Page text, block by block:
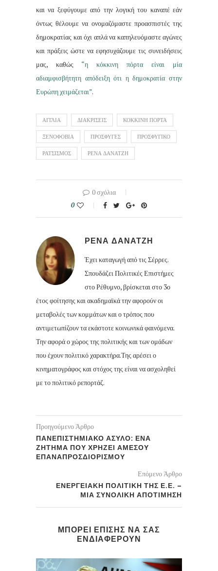
και να ξεφύγουμε από την λογική του καναπέ εάν
όντως θέλουμε να ονομαζόμαστε προασπιστές της
δημοκρατίας και όχι απλά να καπηλευόμαστε αγώνες
και πράξεις ώστε να εφησυχάζουμε τις συνειδήσεις
μας, καθώς “η κόκκινη πόρτα είναι μία
αδιαμφισβήτητη απόδειξη ότι η δημοκρατία στην
Ευρώπη χειμάζεται”.
ΑΓΓΛΙΑ ΔΙΑΚΡΙΣΕΙΣ ΚΟΚΚΙΝΗ ΠΟΡΤΑ
ΞΕΝΟΦΟΒΙΑ ΠΡΟΣΦΥΓΕΣ ΠΡΟΣΦΥΓΙΚΟ
ΡΑΤΣΙΣΜΟΣ ΡΕΝΑ ΔΑΝΑΤΖΗ
0 σχόλια
0
ΡΕΝΑ ΔΑΝΑΤΖΗ
Έχει καταγωγή από τις Σέρρες.
Σπουδάζει Πολιτικές Επιστήμες
στο Ρέθυμνο, βρίσκεται στο 3ο
έτος φοίτησης και ακαδημαϊκά την αφορούν οι
μεταβολές των κομμάτων και ο τρόπος που
αντιμετωπίζουν τα εκάστοτε κοινωνικά φαινόμενα.
Την αφορά ο χώρος της πολιτικής και των ομάδων
που έχουν πολιτικό χαρακτήρα.Της αρέσει ο
κινηματογράφος και στόχος της είναι να ασχοληθεί
με το πολιτικό ρεπορτάζ.
Προηγούμενο Άρθρο
ΠΑΝΕΠΙΣΤΗΜΙΑΚΟ ΑΣΥΛΟ: ΕΝΑ
ΖΗΤΗΜΑ ΠΟΥ ΧΡΗΖΕΙ ΑΜΕΣΟΥ
ΕΠΑΝΑΠΡΟΣΔΙΟΡΙΣΜΟΥ
Επόμενο Άρθρο
ΕΝΕΡΓΕΙΑΚΗ ΠΟΛΙΤΙΚΗ ΤΗΣ Ε.Ε. –
ΜΙΑ ΣΥΝΟΛΙΚΗ ΑΠΟΤΙΜΗΣΗ
ΜΠΟΡΕΙ ΕΠΙΣΗΣ ΝΑ ΣΑΣ
ΕΝΔΙΑΦΕΡΟΥΝ